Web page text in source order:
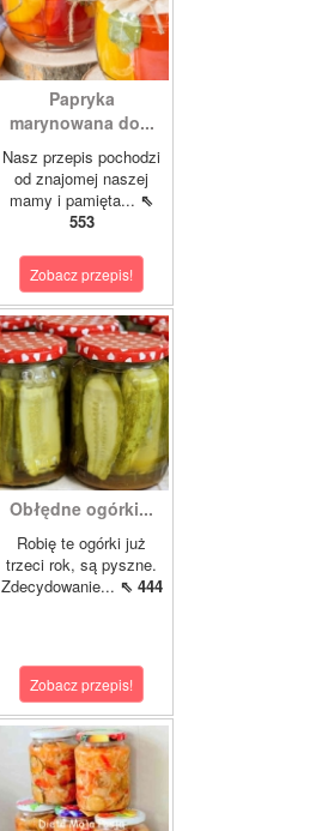
Papryka
marynowana do...
Nasz przepis pochodzi
od znajomej naszej
mamy i pamięta... ⇖
553
Zobacz przepis!
Obłędne ogórki...
Robię te ogórki już
trzeci rok, są pyszne.
Zdecydowanie... ⇖ 444
Zobacz przepis!